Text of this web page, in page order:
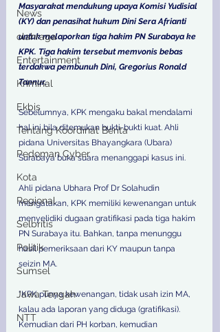
News
olahraga
Entertainment
Kriminal
Ekbis
Tentang Koordinat Berita
Pedoman Cyber
Kota
Regional
Selbritis
Politik
Sumsel
Jawa Tengah
NTT
Masyarakat mendukung upaya Komisi Yudisial
(KY) dan penasihat hukum Dini Sera Afrianti
untuk melaporkan tiga hakim PN Surabaya ke
KPK. Tiga hakim tersebut memvonis bebas
terdakwa pembunuh Dini, Gregorius Ronald
Tannur.
Sebelumnya, KPK mengaku bakal mendalami
hal ini bila ditemukan bukti-bukti kuat. Ahli
pidana Universitas Bhayangkara (Ubara)
Surabaya buka suara menanggapi kasus ini.
Ahli pidana Ubhara Prof Dr Solahudin
mengatakan, KPK memiliki kewenangan untuk
menyelidiki dugaan gratifikasi pada tiga hakim
PN Surabaya itu. Bahkan, tanpa menunggu
hasil pemeriksaan dari KY maupun tanpa
seizin MA.
"KPK punya kewenangan, tidak usah izin MA,
kalau ada laporan yang diduga (gratifikasi).
Kemudian dari PH korban, kemudian